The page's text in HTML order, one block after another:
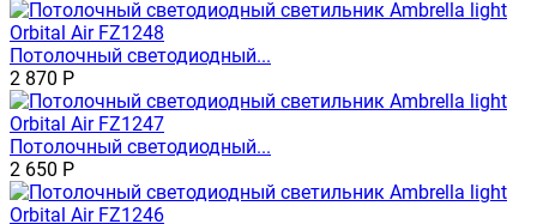
Потолочный светодиодный...
2 870 Р
Потолочный светодиодный...
2 650 Р